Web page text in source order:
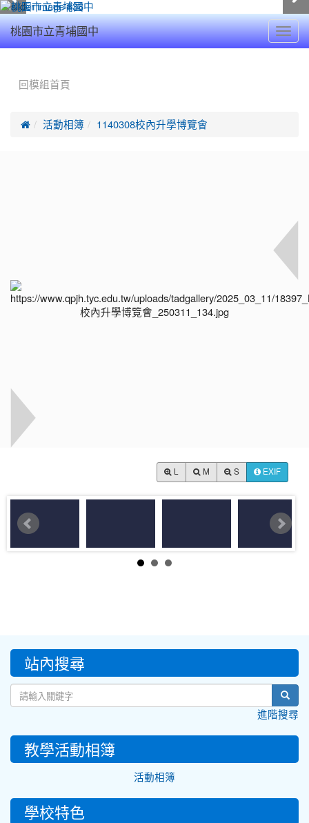
桃園市立青埔國中
回模組首頁
 活動相簿 1140308校內升學博覽會
M S EXIF
::: 站內搜尋
進階搜尋
教學活動相簿
活動相簿
學校特色